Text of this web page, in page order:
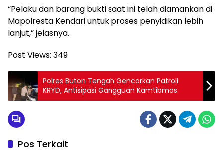
“Pelaku dan barang bukti saat ini telah diamankan di
Mapolresta Kendari untuk proses penyidikan lebih
lanjut,” jelasnya.
Post Views: 349
Polres Buton Tengah Gencarkan Patroli
KRYD, Antisipasi Gangguan Kamtibmas
Pos Terkait